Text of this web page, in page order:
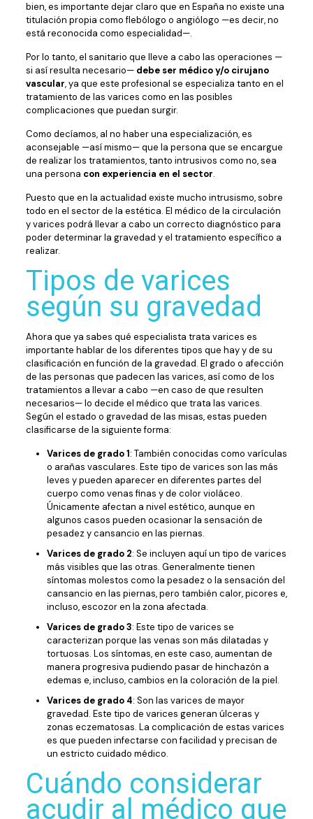
bien, es importante dejar claro que en España no existe una
titulación propia como flebólogo o angiólogo —es decir, no
está reconocida como especialidad—.
Por lo tanto, el sanitario que lleve a cabo las operaciones —
si así resulta necesario— debe ser médico y/o cirujano
vascular, ya que este profesional se especializa tanto en el
tratamiento de las varices como en las posibles
complicaciones que puedan surgir.
Como decíamos, al no haber una especialización, es
aconsejable —así mismo— que la persona que se encargue
de realizar los tratamientos, tanto intrusivos como no, sea
una persona con experiencia en el sector.
Puesto que en la actualidad existe mucho intrusismo, sobre
todo en el sector de la estética. El médico de la circulación
y varices podrá llevar a cabo un correcto diagnóstico para
poder determinar la gravedad y el tratamiento específico a
realizar.
Tipos de varices
según su gravedad
Ahora que ya sabes qué especialista trata varices es
importante hablar de los diferentes tipos que hay y de su
clasificación en función de la gravedad. El grado o afección
de las personas que padecen las varices, así como de los
tratamientos a llevar a cabo —en caso de que resulten
necesarios— lo decide el médico que trata las varices.
Según el estado o gravedad de las misas, estas pueden
clasificarse de la siguiente forma:
Varices de grado 1: También conocidas como varículas
o arañas vasculares. Este tipo de varices son las más
leves y pueden aparecer en diferentes partes del
cuerpo como venas finas y de color violáceo.
Únicamente afectan a nivel estético, aunque en
algunos casos pueden ocasionar la sensación de
pesadez y cansancio en las piernas.
Varices de grado 2: Se incluyen aquí un tipo de varices
más visibles que las otras. Generalmente tienen
síntomas molestos como la pesadez o la sensación del
cansancio en las piernas, pero también calor, picores e,
incluso, escozor en la zona afectada.
Varices de grado 3: Este tipo de varices se
caracterizan porque las venas son más dilatadas y
tortuosas. Los síntomas, en este caso, aumentan de
manera progresiva pudiendo pasar de hinchazón a
edemas e, incluso, cambios en la coloración de la piel.
Varices de grado 4: Son las varices de mayor
gravedad. Este tipo de varices generan úlceras y
zonas eczematosas. La complicación de estas varices
es que pueden infectarse con facilidad y precisan de
un estricto cuidado médico.
Cuándo considerar
acudir al médico que